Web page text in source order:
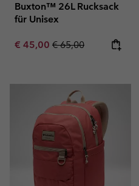
Buxton™ 26L Rucksack
für Unisex
Sale price:
€ 45,00 Regular price:
€ 65,00